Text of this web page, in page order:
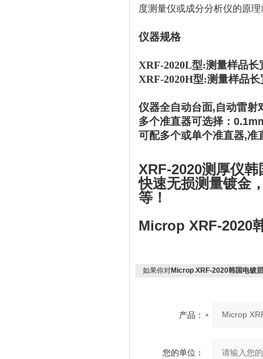
度测量仪或成分分析仪的原
仪器规格
XRF-2020L型:测量样品长
XRF-2020H型:测量样品长
仪器全自动台面,自动雷射
多个准直器可选择：
可配多个或单个准直器,准
XRF-2020测厚仪
快速无损测量镀金
等！
Microp XRF-2020
如果你对Microp XRF-2020韩国电镀
产品：
您的单位：